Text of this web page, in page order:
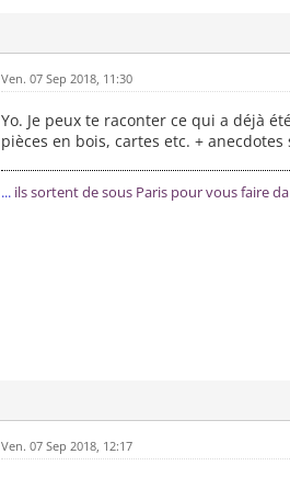
Ven. 07 Sep 2018, 11:30
Yo. Je peux te raconter ce qui a déjà
pièces en bois, cartes etc. +
... ils sortent de sous Paris pour vous faire
Ven. 07 Sep 2018, 12:17